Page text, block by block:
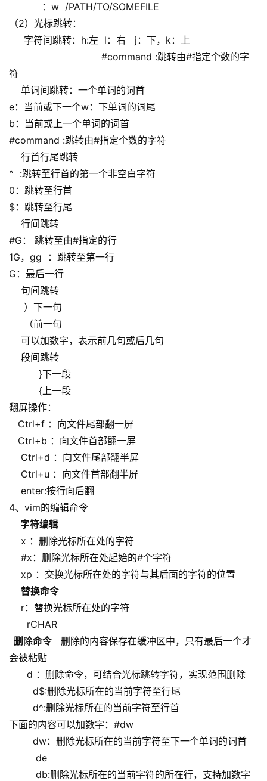
：w /PATH/TO/SOMEFILE
（2）光标跳转：
字符间跳转：h:左 l：右 j：下，k：上
#command :跳转由#指定个数的字
符
单词间跳转：一个单词的词首
e：当前或下一个w：下单词的词尾
b：当前或上一个单词的词首
#command :跳转由#指定个数的字符
行首行尾跳转
^ :跳转至行首的第一个非空白字符
0：跳转至行首
$：跳转至行尾
行间跳转
#G： 跳转至由#指定的行
1G，gg ：跳转至第一行
G：最后一行
句间跳转
）下一句
（前一句
可以加数字，表示前几句或后几句
段间跳转
}下一段
{上一段
翻屏操作：
Ctrl+f ：向文件尾部翻一屏
Ctrl+b ：向文件首部翻一屏
Ctrl+d ：向文件尾部翻半屏
Ctrl+u ：向文件首部翻半屏
enter:按行向后翻
4、vim的编辑命令
字符编辑
x ：删除光标所在处的字符
#x：删除光标所在处起始的#个字符
xp ：交换光标所在处的字符与其后面的字符的位置
替换命令
r：替换光标所在处的字符
rCHAR
删除命令 删除的内容保存在缓冲区中，只有最后一个才
会被粘贴
d ：删除命令，可结合光标跳转字符，实现范围删除
d$:删除光标所在的当前字符至行尾
d^:删除光标所在的当前字符至行首
下面的内容可以加数字：#dw
dw：删除光标所在的当前字符至下一个单词的词首
de
db:删除光标所在的当前字符的所在行，支持加数字